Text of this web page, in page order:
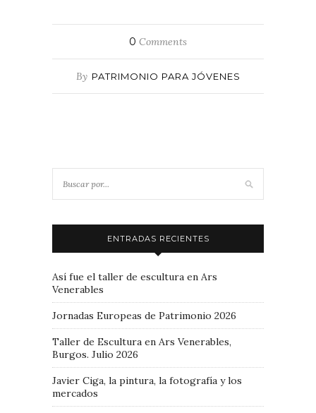
0 Comments
By PATRIMONIO PARA JÓVENES
ENTRADAS RECIENTES
Así fue el taller de escultura en Ars
Venerables
Jornadas Europeas de Patrimonio 2026
Taller de Escultura en Ars Venerables,
Burgos. Julio 2026
Javier Ciga, la pintura, la fotografía y los
mercados